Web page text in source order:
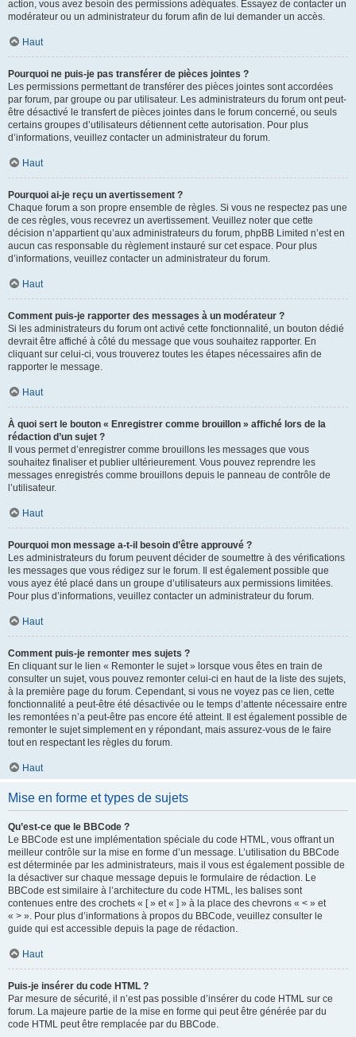
action, vous avez besoin des permissions adéquates. Essayez de contacter un
modérateur ou un administrateur du forum afin de lui demander un accès.
Haut
Pourquoi ne puis-je pas transférer de pièces jointes ?
Les permissions permettant de transférer des pièces jointes sont accordées
par forum, par groupe ou par utilisateur. Les administrateurs du forum ont peut-
être désactivé le transfert de pièces jointes dans le forum concerné, ou seuls
certains groupes d’utilisateurs détiennent cette autorisation. Pour plus
d’informations, veuillez contacter un administrateur du forum.
Haut
Pourquoi ai-je reçu un avertissement ?
Chaque forum a son propre ensemble de règles. Si vous ne respectez pas une
de ces règles, vous recevrez un avertissement. Veuillez noter que cette
décision n’appartient qu’aux administrateurs du forum, phpBB Limited n’est en
aucun cas responsable du règlement instauré sur cet espace. Pour plus
d’informations, veuillez contacter un administrateur du forum.
Haut
Comment puis-je rapporter des messages à un modérateur ?
Si les administrateurs du forum ont activé cette fonctionnalité, un bouton dédié
devrait être affiché à côté du message que vous souhaitez rapporter. En
cliquant sur celui-ci, vous trouverez toutes les étapes nécessaires afin de
rapporter le message.
Haut
À quoi sert le bouton « Enregistrer comme brouillon » affiché lors de la
rédaction d’un sujet ?
Il vous permet d’enregistrer comme brouillons les messages que vous
souhaitez finaliser et publier ultérieurement. Vous pouvez reprendre les
messages enregistrés comme brouillons depuis le panneau de contrôle de
l’utilisateur.
Haut
Pourquoi mon message a-t-il besoin d’être approuvé ?
Les administrateurs du forum peuvent décider de soumettre à des vérifications
les messages que vous rédigez sur le forum. Il est également possible que
vous ayez été placé dans un groupe d’utilisateurs aux permissions limitées.
Pour plus d’informations, veuillez contacter un administrateur du forum.
Haut
Comment puis-je remonter mes sujets ?
En cliquant sur le lien « Remonter le sujet » lorsque vous êtes en train de
consulter un sujet, vous pouvez remonter celui-ci en haut de la liste des sujets,
à la première page du forum. Cependant, si vous ne voyez pas ce lien, cette
fonctionnalité a peut-être été désactivée ou le temps d’attente nécessaire entre
les remontées n’a peut-être pas encore été atteint. Il est également possible de
remonter le sujet simplement en y répondant, mais assurez-vous de le faire
tout en respectant les règles du forum.
Haut
Mise en forme et types de sujets
Qu’est-ce que le BBCode ?
Le BBCode est une implémentation spéciale du code HTML, vous offrant un
meilleur contrôle sur la mise en forme d’un message. L’utilisation du BBCode
est déterminée par les administrateurs, mais il vous est également possible de
la désactiver sur chaque message depuis le formulaire de rédaction. Le
BBCode est similaire à l’architecture du code HTML, les balises sont
contenues entre des crochets « [ » et « ] » à la place des chevrons « < » et
« > ». Pour plus d’informations à propos du BBCode, veuillez consulter le
guide qui est accessible depuis la page de rédaction.
Haut
Puis-je insérer du code HTML ?
Par mesure de sécurité, il n’est pas possible d’insérer du code HTML sur ce
forum. La majeure partie de la mise en forme qui peut être générée par du
code HTML peut être remplacée par du BBCode.